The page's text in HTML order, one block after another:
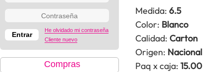
He olvidado mi contraseña
Cliente nuevo
Compras
Medida: 6.5
Color: Blanco
Calidad: Carton
Origen: Nacional
Paq x caja: 15.00